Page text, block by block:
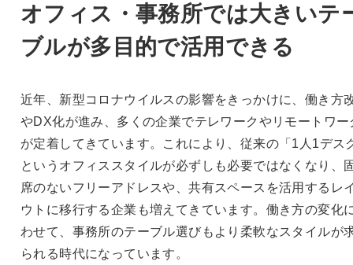
オフィス・事務所では大きいテ
ブルが多目的で活用できる
近年、新型コロナウイルスの影響をきっかけに、働き方
やDX化が進み、多くの企業でテレワークやリモートワー
が定着してきています。これにより、従来の「1人1デス
というオフィススタイルが必ずしも必要ではなくなり、
席のないフリーアドレスや、共有スペースを活用するレ
ウトに移行する企業も増えてきています。働き方の変化
わせて、事務所のテーブル選びもより柔軟なスタイルが
られる時代になっています。